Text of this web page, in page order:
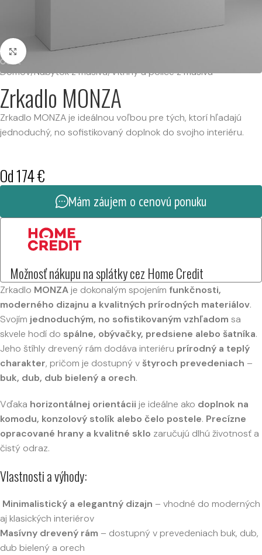
Kliknutím zväčšíte
Domov/Nábytok z masívu/Vitríny a police z masívu
Zrkadlo MONZA
Zrkadlo MONZA je ideálnou voľbou pre tých, ktorí hľadajú
jednoduchý, no sofistikovaný doplnok do svojho interiéru.
Od174€
Mám záujem o cenovú ponuku
Možnosť nákupu na splátky cez Home Credit
Zrkadlo MONZAje dokonalým spojením funkčnosti,
moderného dizajnu a kvalitných prírodných materiálov.
Svojím jednoduchým, no sofistikovaným vzhľadom sa
skvele hodí do spálne, obývačky, predsiene alebo šatníka.
Jeho štíhly drevený rám dodáva interiéru prírodný a teplý
charakter, pričom je dostupný v štyroch prevedeniach –
buk, dub, dub bielený a orech.
Vďaka horizontálnej orientácii je ideálne ako doplnok na
komodu, konzolový stolík alebo čelo postele. Precízne
opracované hrany a kvalitné sklo zaručujú dlhú životnosť a
čistý odraz.
Vlastnosti a výhody:
Minimalistický a elegantný dizajn – vhodné do moderných
aj klasických interiérov
Masívny drevený rám – dostupný v prevedeniach buk, dub,
dub bielený a orech